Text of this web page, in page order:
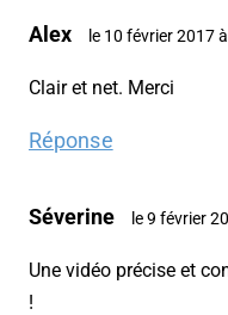
Alex le 10 février 2017
Clair et net. Merci
Réponse
Séverine le 9 février
Une vidéo précise et
!